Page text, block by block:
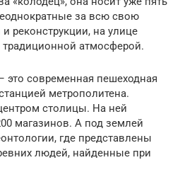
за всю свою
реконструкции, на улице
традиционной атмосферой.
это современная пешеходная
метрополитена.
столицы. На ней
магазинов. А под землей
где представлены
людей, найденные при